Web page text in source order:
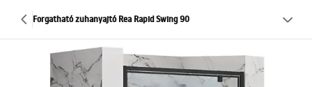
Forgatható zuhanyajtó Rea Rapid Swing 90